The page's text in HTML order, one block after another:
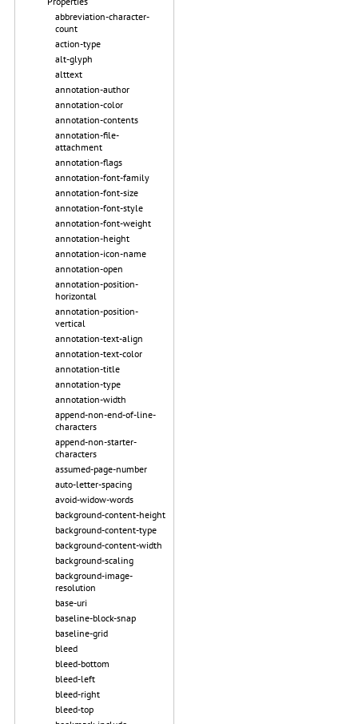
abbreviation-character-
count
action-type
alt-glyph
alttext
annotation-author
annotation-color
annotation-contents
annotation-file-
attachment
annotation-flags
annotation-font-family
annotation-font-size
annotation-font-style
annotation-font-weight
annotation-height
annotation-icon-name
annotation-open
annotation-position-
horizontal
annotation-position-
vertical
annotation-text-align
annotation-text-color
annotation-title
annotation-type
annotation-width
append-non-end-of-line-
characters
append-non-starter-
characters
assumed-page-number
auto-letter-spacing
avoid-widow-words
background-content-height
background-content-type
background-content-width
background-scaling
background-image-
resolution
base-uri
baseline-block-snap
baseline-grid
bleed
bleed-bottom
bleed-left
bleed-right
bleed-top